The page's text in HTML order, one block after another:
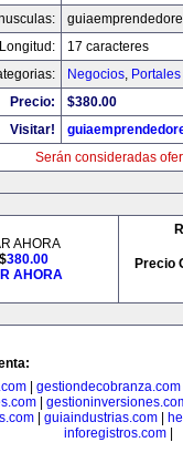
Longitud:
17 caracteres
Negocios, Portales
Precio:
$380.00
Visitar!
Serán consideradas
AHORA
380.00
AHORA
Precio
| gestiondecobranza.com
|
guiaindustrias.com
inforegistros.com|